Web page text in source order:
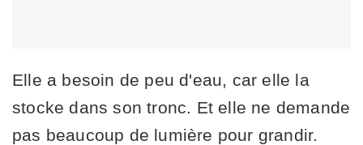
Elle a besoin de peu d'eau, car elle la
stocke dans son tronc. Et elle ne demande
pas beaucoup de lumière pour grandir.